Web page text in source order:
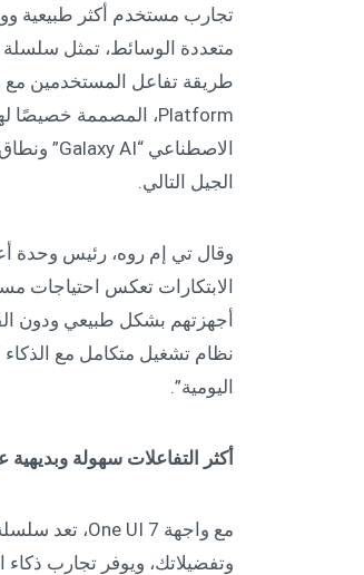
تجارب مستخدم أكثر طبيعية
الجيل التالي.
وقال تي إم روه، رئيس وحدة
نظام تشغيل متكامل مع الذكاء
اليومية”.
أكثر التفاعلات سهولة
وتفضيلاتك، ويوفر تجارب